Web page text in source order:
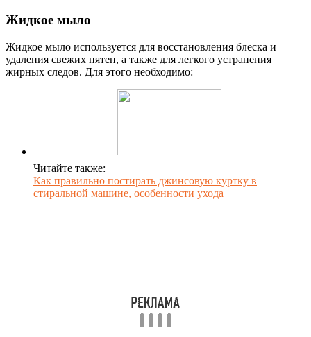
Жидкое мыло
Жидкое мыло используется для восстановления блеска и
удаления свежих пятен, а также для легкого устранения
жирных следов. Для этого необходимо:
Читайте также:
Как правильно постирать джинсовую куртку в
стиральной машине, особенности ухода